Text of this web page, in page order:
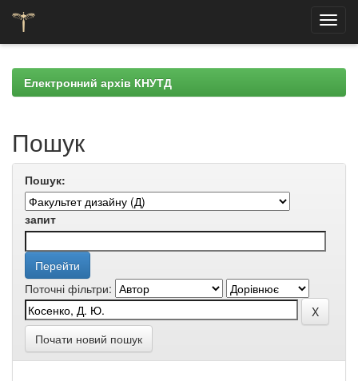
navigationЕлектронний архів КНУТД
Пошук
Пошук:
запит
Поточні фільтри:
Почати новий пошук